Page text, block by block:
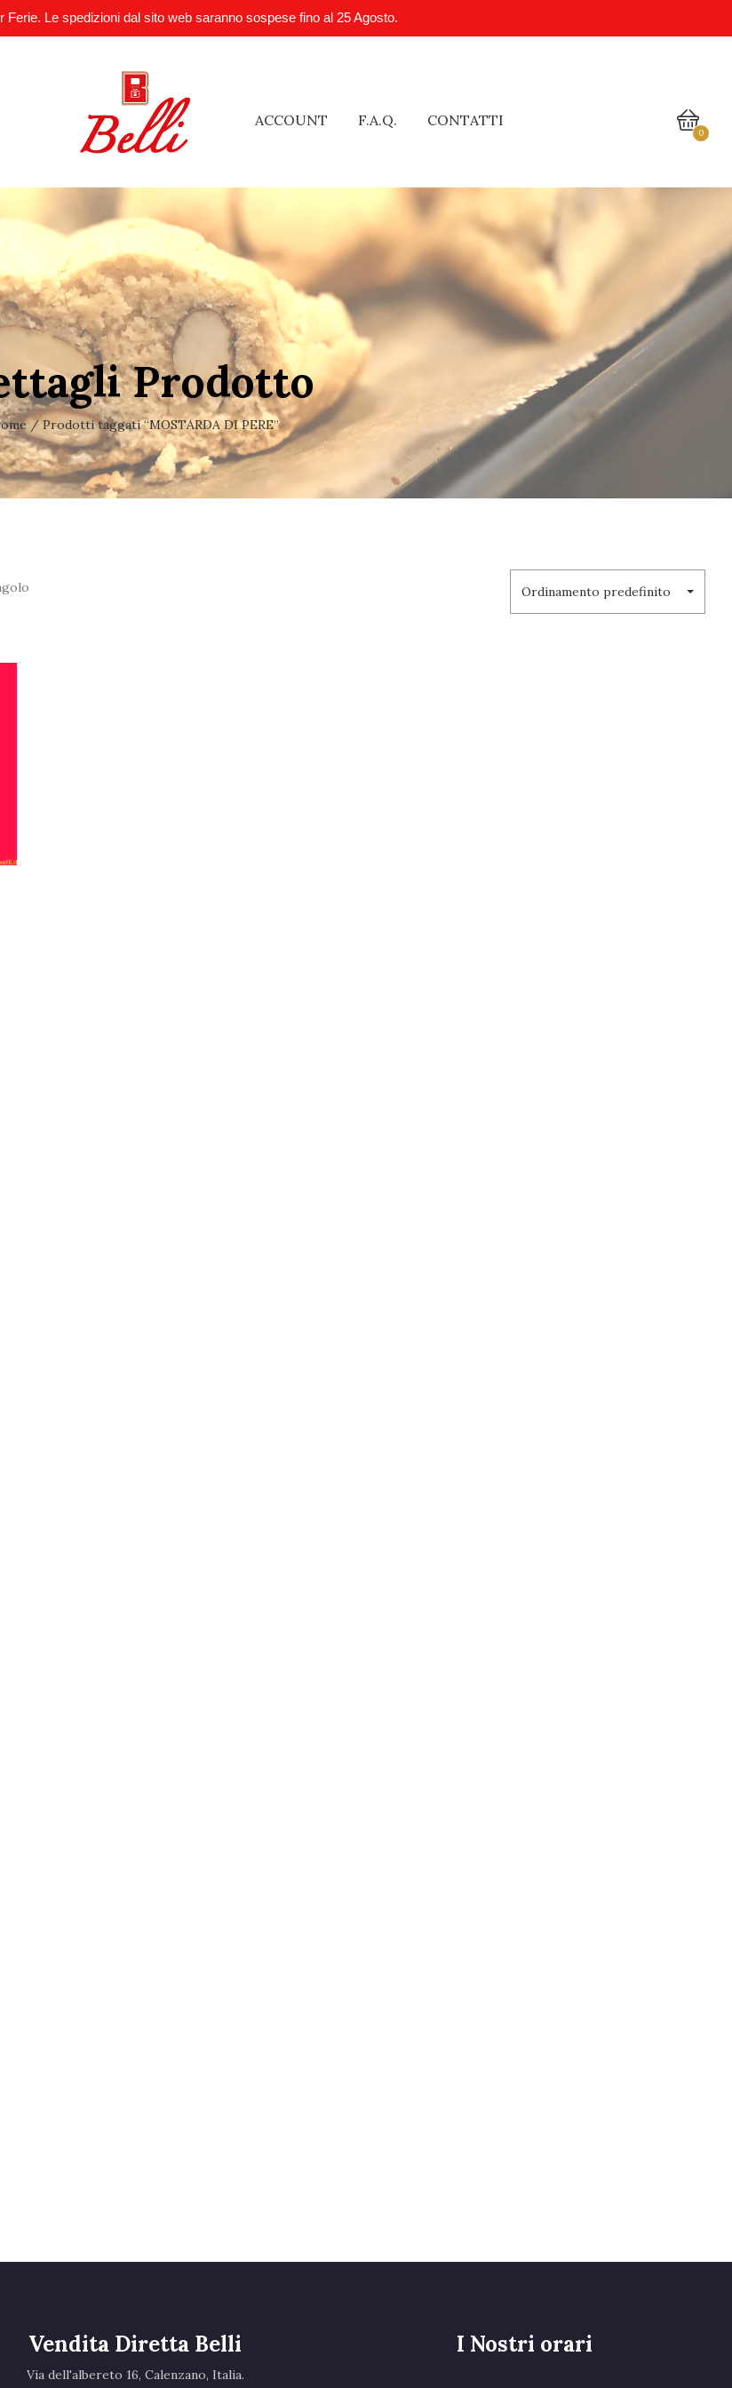
Ferie. Le spedizioni dal sito web saranno sospese fino al 25 Agosto.
ACCOUNT F.A.Q. CONTATTI
0
Prodotto
/ Prodotti taggati “MOSTARDA DI PERE”
Ordinamento predefinito
Vendita Diretta Belli
Via dell'albereto 16, Calenzano, Italia.‎
I Nostri orari